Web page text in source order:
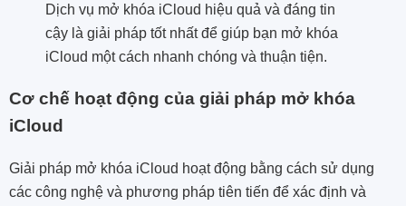
Dịch vụ mở khóa iCloud hiệu quả và đáng tin
cậy là giải pháp tốt nhất để giúp bạn mở khóa
iCloud một cách nhanh chóng và thuận tiện.
Cơ chế hoạt động của giải pháp mở khóa
iCloud
Giải pháp mở khóa iCloud hoạt động bằng cách sử dụng
các công nghệ và phương pháp tiên tiến để xác định và